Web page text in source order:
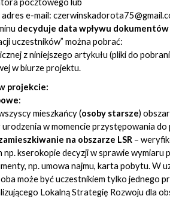
pocztowego lub
e-mail:
decyduje data wpływu dokumentów
uczestników” można pobrać:
z niniejszego artykułu (pliki do
w biurze projektu.
projekcie:
:
mieszkańcy (osoby starsze)
w momencie przystępowania
na obszarze LSR –
kserokopie decyzji w sprawie wymiaru
np. umowa najmu, karta pobytu. W
może być uczestnikiem tylko
Lokalną Strategię Rozwoju dla